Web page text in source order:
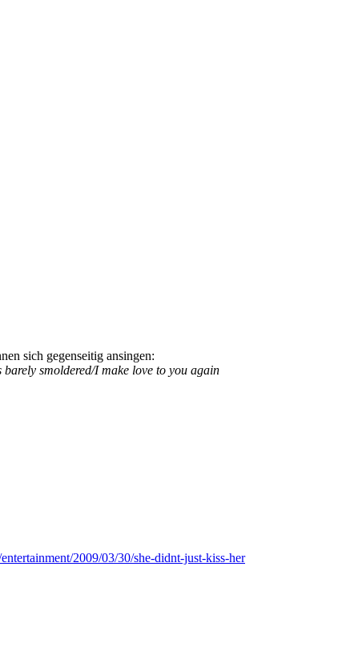
sich gegenseitig ansingen:
smoldered/I make love to you again
2009/03/30/she-didnt-just-kiss-her